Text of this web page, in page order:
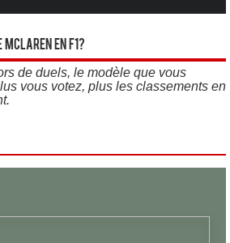
en F1?
de duels, le modèle que vous
vous votez, plus les classements en